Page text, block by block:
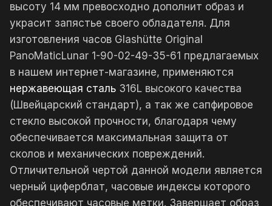
высоту 14 мм превосходно дополнит образ и
украсит запястье своего обладателя. Для
изготовления часов Glashütte Original
PanoMaticLunar 1-90-02-49-35-61 предлагаемых
в нашем интернет-магазине, применяются
нержавеющая сталь 316L высокого качества
(Швейцарский стандарт), а так же сапфировое
стекло высокой прочности, благодаря чему
обеспечивается максимальная защита от
сколов и механических повреждений.
Отличительной чертой данной модели является
черный циферблат, часовые индексы которого
обеспечивают часовые метки. Завершает образ